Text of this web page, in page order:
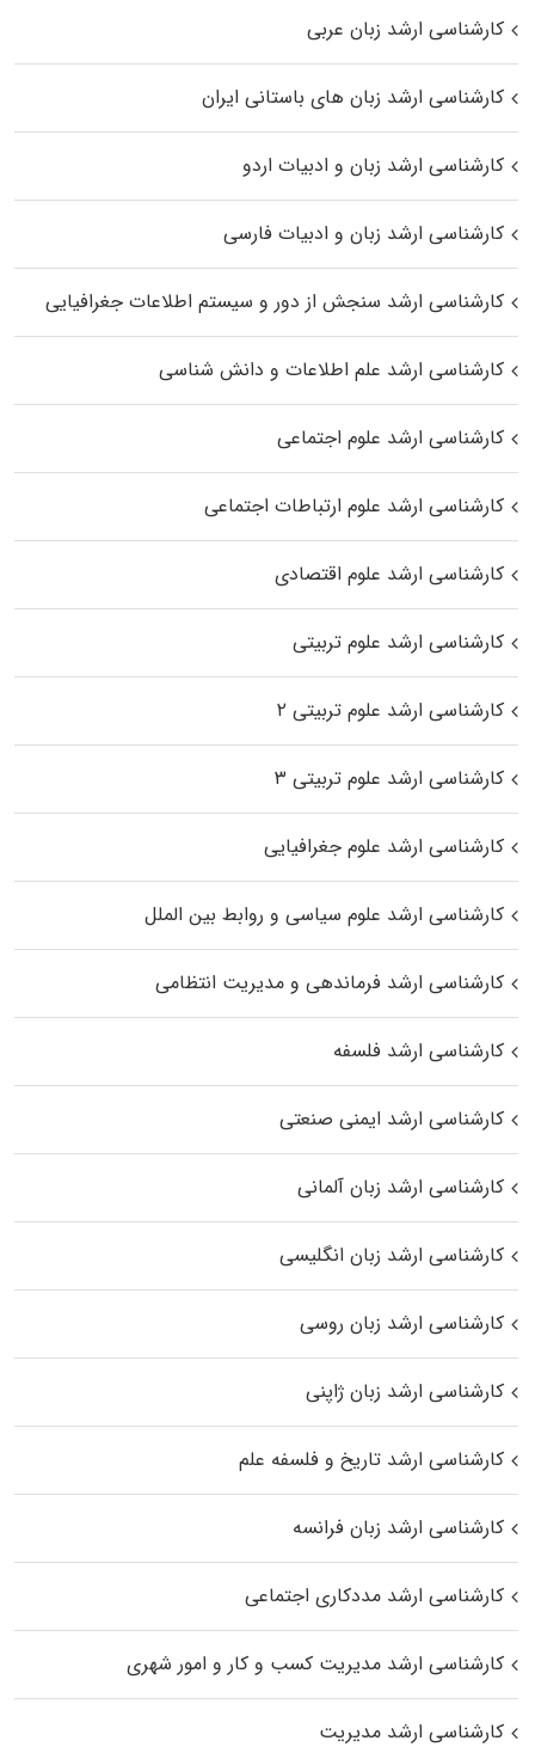
کارشناسی ارشد زبان عربی
کارشناسی ارشد زبان‌ های باستانی ایران
کارشناسی ارشد زبان و ادبیات اردو
کارشناسی ارشد زبان و ادبیات فارسی
کارشناسی ارشد سنجش از دور و سیستم اطلاعات جغرافیایی
کارشناسی ارشد علم اطلاعات و دانش شناسی
کارشناسی ارشد علوم اجتماعی
کارشناسی ارشد علوم ارتباطات اجتماعی
کارشناسی ارشد علوم اقتصادی
کارشناسی ارشد علوم تربیتی
کارشناسی ارشد علوم تربیتی ۲
کارشناسی ارشد علوم تربیتی ۳
کارشناسی ارشد علوم جغرافیایی
کارشناسی ارشد علوم سیاسی و روابط بین الملل
کارشناسی ارشد فرماندهی و مدیریت انتظامی
کارشناسی ارشد فلسفه
کارشناسی ارشد ایمنی صنعتی
کارشناسی ارشد زبان آلمانی
کارشناسی ارشد زبان انگلیسی
کارشناسی ارشد زبان روسی
کارشناسی ارشد زبان ژاپنی
کارشناسی ارشد تاریخ و فلسفه علم
کارشناسی ارشد زبان فرانسه
کارشناسی ارشد مددکاری اجتماعی
کارشناسی ارشد مدیریت کسب و کار و امور شهری
کارشناسی ارشد مدیریت